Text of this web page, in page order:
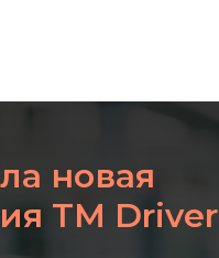
новая
TM Driver